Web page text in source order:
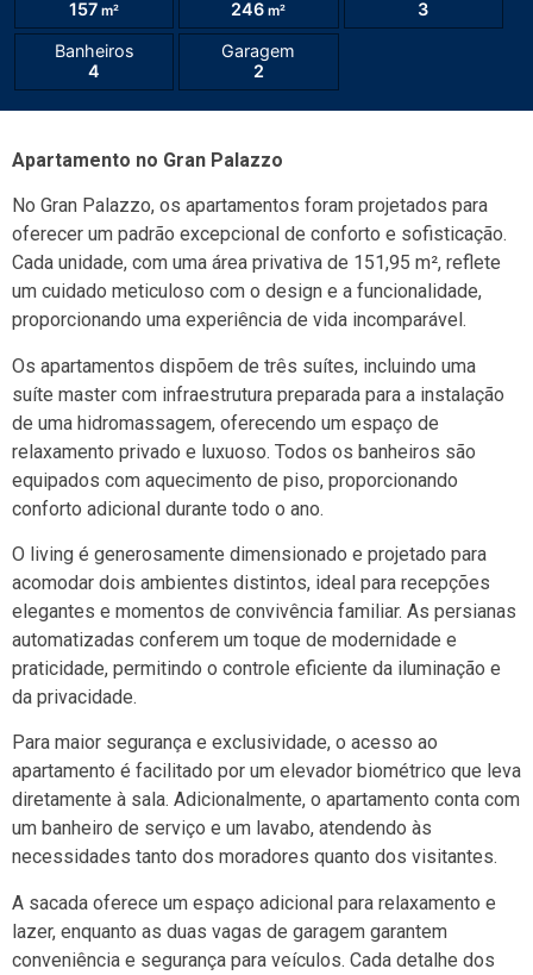
157 m²
246 m²
3
Banheiros
4
Garagem
2
Apartamento no Gran Palazzo
No Gran Palazzo, os apartamentos foram projetados para
oferecer um padrão excepcional de conforto e sofisticação.
Cada unidade, com uma área privativa de 151,95 m², reflete
um cuidado meticuloso com o design e a funcionalidade,
proporcionando uma experiência de vida incomparável.
Os apartamentos dispõem de três suítes, incluindo uma
suíte master com infraestrutura preparada para a instalação
de uma hidromassagem, oferecendo um espaço de
relaxamento privado e luxuoso. Todos os banheiros são
equipados com aquecimento de piso, proporcionando
conforto adicional durante todo o ano.
O living é generosamente dimensionado e projetado para
acomodar dois ambientes distintos, ideal para recepções
elegantes e momentos de convivência familiar. As persianas
automatizadas conferem um toque de modernidade e
praticidade, permitindo o controle eficiente da iluminação e
da privacidade.
Para maior segurança e exclusividade, o acesso ao
apartamento é facilitado por um elevador biométrico que leva
diretamente à sala. Adicionalmente, o apartamento conta com
um banheiro de serviço e um lavabo, atendendo às
necessidades tanto dos moradores quanto dos visitantes.
A sacada oferece um espaço adicional para relaxamento e
lazer, enquanto as duas vagas de garagem garantem
conveniência e segurança para veículos. Cada detalhe dos